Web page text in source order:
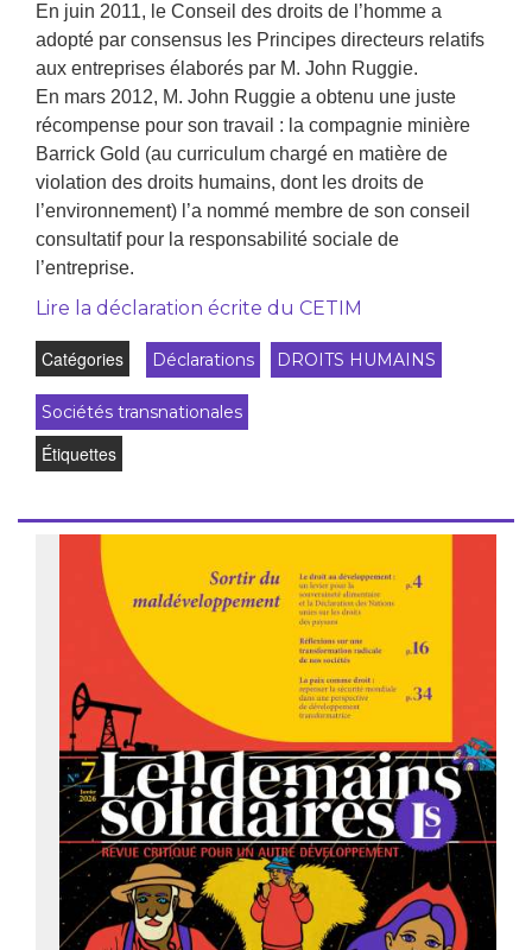
En juin 2011, le Conseil des droits de l’homme a
adopté par consensus les Principes directeurs relatifs
aux entreprises élaborés par M. John Ruggie.
En mars 2012, M. John Ruggie a obtenu une juste
récompense pour son travail : la compagnie minière
Barrick Gold (au curriculum chargé en matière de
violation des droits humains, dont les droits de
l’environnement) l’a nommé membre de son conseil
consultatif pour la responsabilité sociale de
l’entreprise.
Lire la déclaration écrite du CETIM
Catégories Déclarations DROITS HUMAINS
Sociétés transnationales
Étiquettes